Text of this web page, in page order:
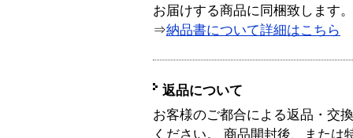
お届けする商品に同梱致します。
⇒納品書について詳細はこちら
返品について
お客様のご都合による返品・交
ください。 商品開封後、または